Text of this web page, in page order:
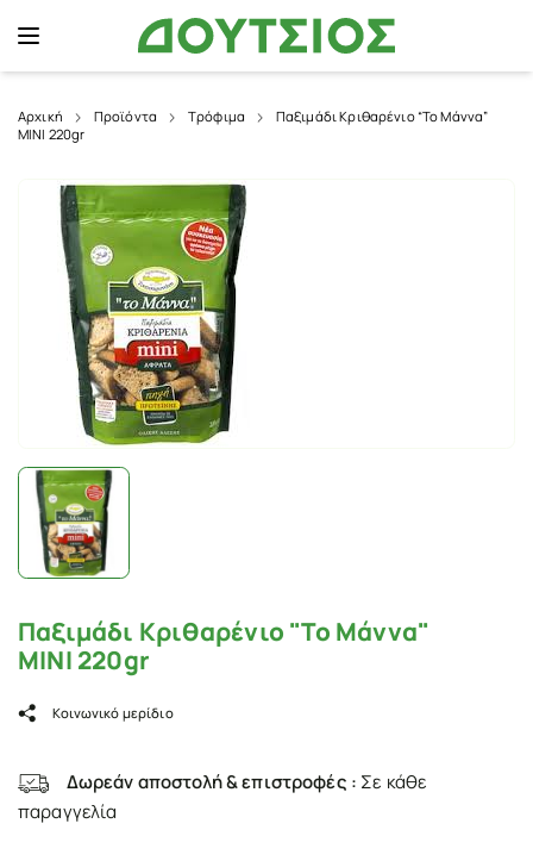
Αρχική Προϊόντα Τρόφιμα
Παξιμάδι Κριθαρένιο “Το Μάννα”
ΜΙΝΙ 220gr
Παξιμάδι Κριθαρένιο "Το Μάννα"
ΜΙΝΙ 220gr
Κοινωνικό μερίδιο
Δωρεάν αποστολή & επιστροφές : Σε κάθε
παραγγελία